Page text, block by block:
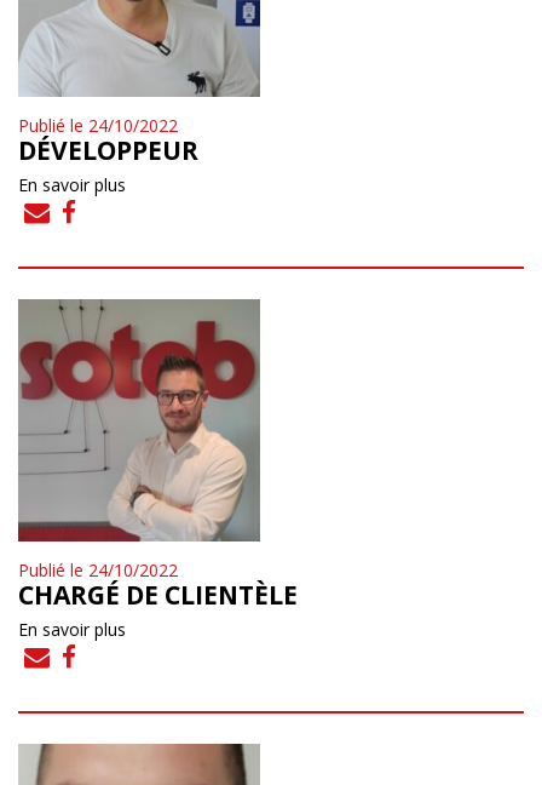
Publié le 24/10/2022
DÉVELOPPEUR
En savoir plus
Publié le 24/10/2022
CHARGÉ DE CLIENTÈLE
En savoir plus